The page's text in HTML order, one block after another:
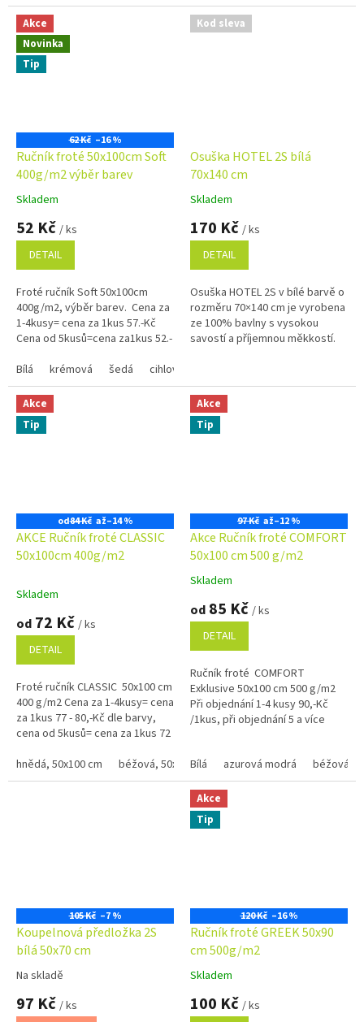
Akce
Novinka
Tip
62 Kč –16 %
Ručník froté 50x100cm Soft
400g/m2 výběr barev
Průměrné
hodnocení
produktu
4,9
5
hvězdiček.
Skladem
52 Kč / ks
DETAIL
Froté ručník Soft 50x100cm
400g/m2, výběr barev. Cena za
1-4kusy= cena za 1kus 57.-Kč
Cena od 5kusů=cena za1kus 52.-
program se slevami...
Bílá krémová šedá cihlová
Kod sleva
Osuška HOTEL 2S bílá
70x140 cm
Průměrné
hodnocení
produktu
5,0
5
hvězdiček.
Skladem
170 Kč / ks
DETAIL
Osuška HOTEL 2S v bílé barvě o
rozměru 70×140 cm je vyrobena
ze 100% bavlny s vysokou
savostí a příjemnou měkkostí.
Akce
Tip
od84 Kč až–14 %
AKCE Ručník froté CLASSIC
50x100cm 400g/m2
Skladem
od 72 Kč / ks
DETAIL
Froté ručník CLASSIC 50x100 cm
400 g/m2 Cena za 1-4kusy= cena
za 1kus 77 - 80,-Kč dle barvy,
cena od 5kusů= cena za 1kus 72
béžová a...
hnědá, 50x100 cm béžová, 50x100 xm černá, 50x100 cm
Akce
Tip
97 Kč až–12 %
Akce Ručník froté COMFORT
50x100 cm 500 g/m2
Průměrné
produktu
5,0
5
hvězdiček.
Skladem
od 85 Kč / ks
DETAIL
Ručník froté COMFORT
Exklusive 50x100 cm 500 g/m2
Při objednání 1-4 kusy 90,-Kč
/1kus, při objednání 5 a více
Bílá
azurová modrá béžová
105 Kč –7 %
Koupelnová předložka 2S
bílá 50x70 cm
Průměrné
hodnocení
produktu
Na skladě
97 Kč / ks
Akce
Tip
120 Kč –16 %
Ručník froté GREEK 50x90
cm 500g/m2
Průměrné
hodnocení
produktu
Skladem
100 Kč / ks